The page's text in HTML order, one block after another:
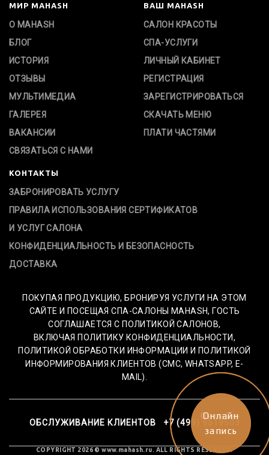
МИР MAHASH
О MAHASH
БЛОГ
ИСТОРИЯ
ОТЗЫВЫ
МУЛЬТИМЕДИА
ГАЛЕРЕЯ
ВАКАНСИИ
СВЯЗАТЬСЯ С НАМИ
ВАШ MAHASH
САЛОН КРАСОТЫ
СПА-УСЛУГИ
ЛИЧНЫЙ КАБИНЕТ
РЕГИСТРАЦИЯ
ЗАРЕГИСТРИРОВАТЬСЯ
СКАЧАТЬ МЕНЮ
ПЛАТИ ЧАСТЯМИ
КОНТАКТЫ
ЗАБРОНИРОВАТЬ УСЛУГУ
ПРАВИЛА ИСПОЛЬЗОВАНИЯ СЕРТИФИКАТОВ
И УСЛУГ САЛОНА
КОНФИДЕНЦИАЛЬНОСТЬ И БЕЗОПАСНОСТЬ
ДОСТАВКА
ПОКУПАЯ ПРОДУКЦИЮ, БРОНИРУЯ УСЛУГИ НА ЭТОМ
САЙТЕ И ПОСЕЩАЯ СПА-САЛОНЫ MAHASH, ГОСТЬ
СОГЛАШАЕТСЯ С ПОЛИТИКОЙ САЛОНОВ,
ВКЛЮЧАЯ ПОЛИТИКУ КОНФИДЕНЦИАЛЬНОСТИ,
ПОЛИТИКОЙ ОБРАБОТКИ ИНФОРМАЦИИ И ПОЛИТИКОЙ
ИНФОРМИРОВАНИЯ КЛИЕНТОВ (СМС, WHATSAPP, E-
MAIL).
ОБСЛУЖИВАНИЕ КЛИЕНТОВ +7 (499) 9519503
COPYRIGHT 2026 © www.mahash.ru. ALL RIGHTS RESERVED.
Онлайн-
запись
Онлайн
запись